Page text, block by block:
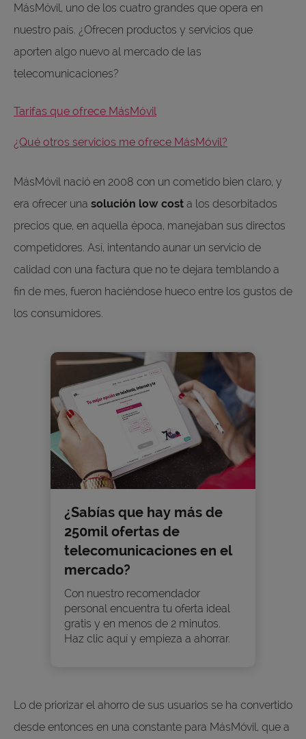
MásMóvil, uno de los cuatro grandes que opera en
nuestro país. ¿Ofrecen productos y servicios que
aporten algo nuevo al mercado de las
telecomunicaciones?
Tarifas que ofrece MásMóvil
¿Qué otros servicios me ofrece MásMóvil?
MásMóvil nació en 2008 con un cometido bien claro, y
era ofrecer una solución low cost a los desorbitados
precios que, en aquella época, manejaban sus directos
competidores. Así, intentando aunar un servicio de
calidad con una factura que no te dejara temblando a
fin de mes, fueron haciéndose hueco entre los gustos de
los consumidores.
¿Sabías que hay más de
250mil ofertas de
telecomunicaciones en el
mercado?
Con nuestro recomendador
personal encuentra tu oferta ideal
gratis y en menos de 2 minutos.
Haz clic aquí y empieza a ahorrar.
Lo de priorizar el ahorro de sus usuarios se ha convertido
desde entonces en una constante para MásMóvil, que a